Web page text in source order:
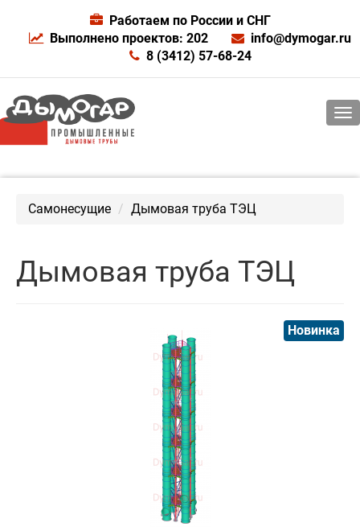
Работаем по России и СНГ
Выполнено проектов: 202
info@dymogar.ru
8 (3412) 57-68-24
Самонесущие Дымовая труба ТЭЦ
Дымовая труба ТЭЦ
Новинка